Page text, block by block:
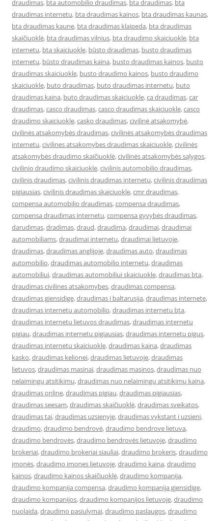
draudimas, bta automobilio draudimas, bta draudimas, bta
draudimas internetu, bta draudimas kainos, bta draudimas kaunas,
bta draudimas kaune, bta draudimas klaipeda, bta draudimas
skaičiuoklė, bta draudimas vilnius, bta draudimo skaiciuokle, bta
internetu, bta skaiciuokle, būsto draudimas, busto draudimas
internetu, būsto draudimas kaina, busto draudimas kainos, busto
draudimas skaiciuokle, busto draudimo kainos, busto draudimo
skaiciuokle, buto draudimas, buto draudimas internetu, buto
draudimas kaina, buto draudimas skaiciuokle,ca draudimas,car
draudimas,casco draudimas,casco draudimas skaiciuokle,casco
draudimo skaiciuokle,casko draudimas,civilinė atsakomybė,
civilinės atsakomybės draudimas,civilinės atsakomybės draudimas
internetu,civilines atsakomybes draudimas skaiciuokle,civilinės
atsakomybės draudimo skaičiuoklė,civilinės atsakomybės sąlygos,
civilinio draudimo skaiciuokle,civilinis automobilio draudimas,
civilinis draudimas,civilinis draudimas internetu,civilinis draudimas
pigiausias,civilinis draudimas skaiciuokle,cmr draudimas,
compensa automobilio draudimas,compensa draudimas,
compensa draudimas internetu,compensa gyvybės draudimas,
darudimas,dradimas,draud,draudima,draudimai,draudimai
automobiliams,draudimai internetu,draudimai lietuvoje,
draudimas,draudimas anglijoje,draudimas auto,draudimas
automobilio,draudimas automobilio internetu,draudimas
automobiliui,draudimas automobiliui skaiciuokle,draudimas bta,
draudimas civilines atsakomybes,draudimas compensa,
draudimas gjensidige,draudimas i baltarusija,draudimas internete,
draudimas internetu automobilio,draudimas internetu bta,
draudimas internetu lietuvos draudimas,draudimas internetu
pigiau,draudimas internetu pigiausias,draudimas internetu pigus,
draudimas internetu skaiciuokle,draudimas kaina,draudimas
kasko,draudimas kelionei,draudimas lietuvoje,draudimas
lietuvos,draudimas masinai,draudimas masinos,draudimas nuo
nelaimingų atsitikimų,draudimas nuo nelaimingų atsitikimų kaina,
draudimas online,draudimas pigiau,draudimas pigiausias,
draudimas seesam,draudimas skaičiuoklė,draudimas sveikatos,
draudimas tai,draudimas uzsienyje,draudimas vykstant i uzsieni,
draudimo,draudimo bendrovė,draudimo bendrove lietuva,
draudimo bendrovės,draudimo bendrovės lietuvoje,draudimo
brokeriai,draudimo brokeriai siauliai,draudimo brokeris,draudimo
įmonės,draudimo imones lietuvoje,draudimo kaina,draudimo
kainos,draudimo kainos skaičiuoklė,draudimo kompanija,
draudimo kompanija compensa,draudimo kompanija gjensidige,
draudimo kompanijos,draudimo kompanijos lietuvoje,draudimo
nuolaida,draudimo pasiulymai,draudimo paslaugos,draudimo